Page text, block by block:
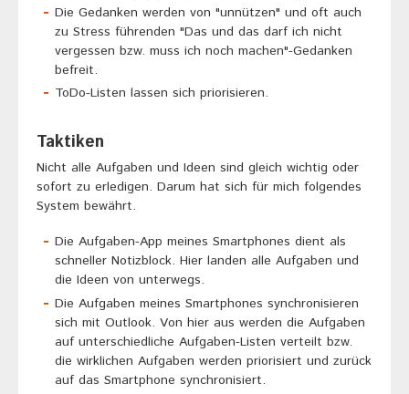
Die Gedanken werden von "unnützen" und oft auch
zu Stress führenden "Das und das darf ich nicht
vergessen bzw. muss ich noch machen"-Gedanken
befreit.
ToDo-Listen lassen sich priorisieren.
Taktiken
Nicht alle Aufgaben und Ideen sind gleich wichtig oder
sofort zu erledigen. Darum hat sich für mich folgendes
System bewährt.
Die Aufgaben-App meines Smartphones dient als
schneller Notizblock. Hier landen alle Aufgaben und
die Ideen von unterwegs.
Die Aufgaben meines Smartphones synchronisieren
sich mit Outlook. Von hier aus werden die Aufgaben
auf unterschiedliche Aufgaben-Listen verteilt bzw.
die wirklichen Aufgaben werden priorisiert und zurück
auf das Smartphone synchronisiert.